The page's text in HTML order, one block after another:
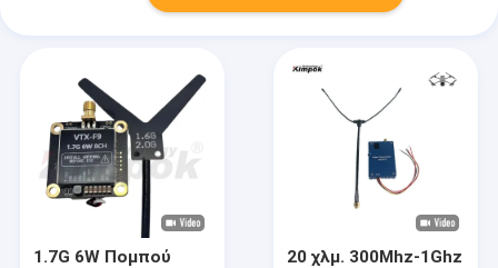
1.7G 6W Πομπού
20 χλμ. 300Mhz-1Ghz